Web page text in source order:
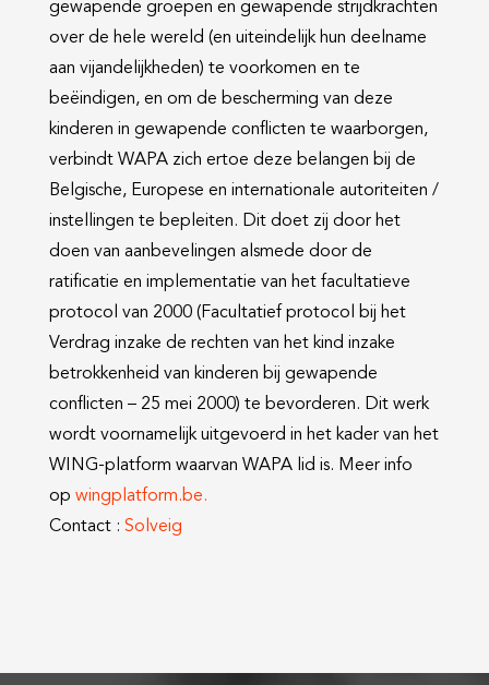
gewapende groepen en gewapende strijdkrachten
over de hele wereld (en uiteindelijk hun deelname
aan vijandelijkheden) te voorkomen en te
beëindigen, en om de bescherming van deze
kinderen in gewapende conflicten te waarborgen,
verbindt WAPA zich ertoe deze belangen bij de
Belgische, Europese en internationale autoriteiten /
instellingen te bepleiten. Dit doet zij door het
doen van aanbevelingen alsmede door de
ratificatie en implementatie van het facultatieve
protocol van 2000 (Facultatief protocol bij het
Verdrag inzake de rechten van het kind inzake
betrokkenheid van kinderen bij gewapende
conflicten – 25 mei 2000) te bevorderen. Dit werk
wordt voornamelijk uitgevoerd in het kader van het
WING-platform waarvan WAPA lid is. Meer info
op wingplatform.be.
Contact : Solveig